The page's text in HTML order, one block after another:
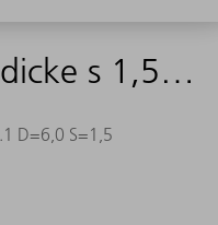
Prägehebel Scharnierstempel, Werkzeug 1, Scharnierdurchmesser D 6,0mm, Blechdicke s 1,5mm
D=6,0 S=1,5